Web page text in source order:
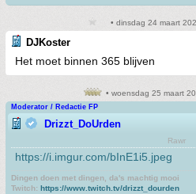
• dinsdag 24 maart
DJKoster
Het moet binnen 365 blijven
• woensdag 25 maart
Moderator / Redactie FP
Drizzt_DoUrden
Rawr
https://i.imgur.com/bInE1i5.jpeg
Dingen doen met dingen, da's machtig mooi
Twitch: https://www.twitch.tv/drizzt_dourden